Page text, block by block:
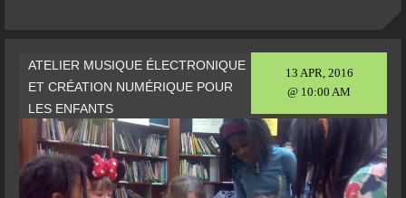
13 APR, 2016
@ 10:00 AM
ATELIER MUSIQUE ÉLECTRONIQUE
ET CRÉATION NUMÉRIQUE POUR
LES ENFANTS